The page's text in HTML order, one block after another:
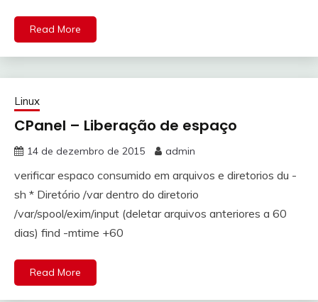
Read More
Linux
CPanel – Liberação de espaço
14 de dezembro de 2015 admin
verificar espaco consumido em arquivos e diretorios du -
sh * Diretório /var dentro do diretorio
/var/spool/exim/input (deletar arquivos anteriores a 60
dias) find -mtime +60
Read More